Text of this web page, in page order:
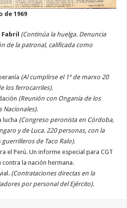
de 1969
(Continúa la huelga. Denuncia
de la patronal, calificada como
(Al cumplirse el 1º de marxo 20
los ferrocarriles).
(Reunión con Onganía de los
Nacionales).
lucha (Congreso peronista en Córdoba,
y de Luca. 220 personas, con la
de Taco Ralo).
el Perú. Un informe especial para CGT
la nación hermana.
(Contrataciones directas en la
por personal del Ejército).